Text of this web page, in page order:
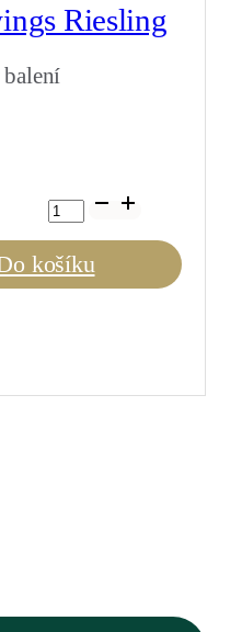
Riesling
balení
Riedel
Winewings
Riesling
množství
košíku